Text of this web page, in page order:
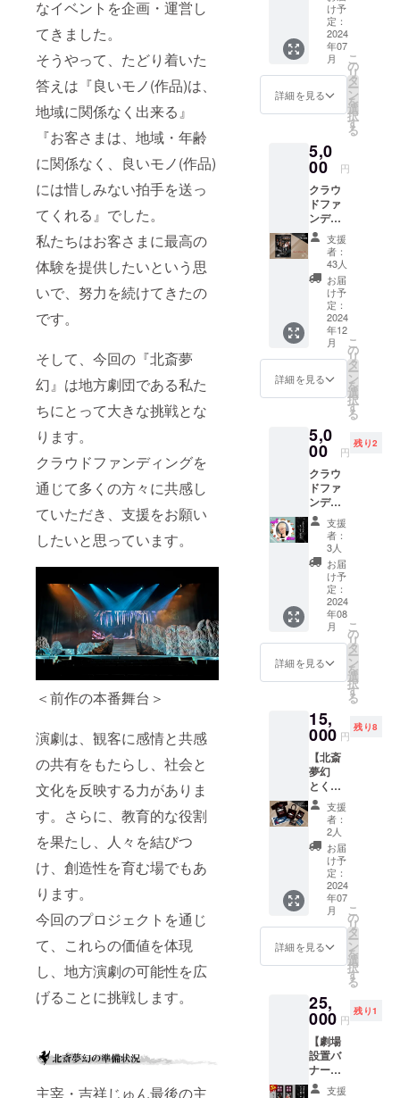
なイベントを企画・運営し
てきました。
そうやって、たどり着いた
答えは『良いモノ(作品)は、
地域に関係なく出来る』
『お客さまは、地域・年齢
に関係なく、良いモノ(作品)
には惜しみない拍手を送っ
てくれる』でした。
私たちはお客さまに最高の
体験を提供したいという思
いで、努力を続けてきたの
です。
そして、今回の『北斎夢
幻』は地方劇団である私た
ちにとって大きな挑戦とな
ります。
クラウドファンディングを
通じて多くの方々に共感し
ていただき、支援をお願い
したいと思っています。
＜前作の本番舞台＞
演劇は、観客に感情と共感
の共有をもたらし、社会と
文化を反映する力がありま
す。さらに、教育的な役割
を果たし、人々を結びつ
け、創造性を育む場でもあ
ります。
今回のプロジェクトを通じ
て、これらの価値を体現
し、地方演劇の可能性を広
げることに挑戦します。
主宰・吉祥じゅん最後の主
別途観
劇チ
ケット
をご用
意くだ
さい ★
クラウ
典とし
ての非
売品ポ
スト
カード
は当日
劇場で
お渡し
します
ワーク
ショッ
プ体験
のセッ
トプラ
りま
す。
READI
NG 原
作：野
上弥生
子「海
神丸」
脚色・
演出：
梶原涼
晴 出
演：林
佑太
郎、北
見翔、
山本龍
崎紗也
加、甲
場】 久
家の大
蔵（臼
杵市浜
町）
【日
時】 7
月26日
（金）
18時 7
月27日
（土）
13時/18
時 7月
28日
13時 ※
特別
ショッ
プ 7月
28日千
穐楽終
演後
（15時
から16
時）に
て実施
予定。
https://
kamak
aji.com/
※メール
で予約
番号を
お送り
します
ので、
ト当日
劇場で
チケッ
トのお
渡しと
なりま
す。確
ラウド
ファン
ディン
グ特典
として
の非売
品ポス
お届け
いたし
ズは、
ユニ
セック
スで
S/M/L/X
L と選
べます
望サイ
ズをお
知らせ
くださ
い。 ★
クラウ
ドファ
ンディ
ング特
典とし
ての非
売品ポ
スト
カード
はTシャ
ツに同
梱して
かった
トート
バッグ
が初登
場で
す！ 綿
100%
キャン
パス生
しいマ
チ付き♪
A4が
すっぽ
り入る
丈夫で
便利な
オスス
メNo.1
のバッ
グで
す。 ◆
サイズ
240mm
×370m
m×120
★クラ
ウド
ファン
ディン
グ特典
として
の非売
品ポス
トカー
ドは
バッグ
に同梱
してお
届けい
たしま
す
け予
定：
2024
年07
月
詳細を見る
こ
の
リ
タ
ー
ン
を
選
択
す
る
5,0
00 円
クラウ
ドファ
ンディ
ング限
定！
【北斎
夢幻
DVD】
吉祥
じゅん
最後の
主演大
舞台と
なる北
斎夢
幻・迫
番映像
DVDで
す。ご
自宅で
あの感
動を再
び! ※公
演終了
後の製
作とな
ります
ので、
お届け
までの
期間を
いただ
きます
ん ★ク
ラウド
ファン
ディン
グ特典
として
の非売
品ポス
トカー
ドは
DVDに
同梱し
てお届
けいた
します
★当日
配布パ
される
方には
お付け
します
ので、
選択画
面より
支援
者：
43人
お届
け予
定：
2024
年12
月
詳細を見る
こ
の
リ
タ
ー
ン
を
選
択
す
る
5,0
00 円
残り2
クラウ
ドファ
ンディ
ング限
定！
【吉祥
じゅん
とお茶
会】 38
年間ワ
キュー
レと共
に走り
続け来
たjunさ
お茶会
(⋈◍＞
◡＜
◍)。
✧♡ 劇
団を背
負って
きたjun
さんの
苦労話
を聞く
もよ
し、お
悩み相
談をす
るもよ
し、な
を限定
人数で
行いま
す。 ◆
日時◆
支援者
の方と
支援
者：
3人
お届
け予
定：
2024
年08
月
詳細を見る
こ
の
リ
タ
ー
ン
を
選
択
す
る
15,
000 円
残り8
【北斎
夢幻
とくと
く6点
セッ
ト】 北
斎夢幻
オリジ
ナル
グッズ
が豪華
にセッ
トとな
りまし
た！
①Tシャ
トート
バッグ
③手ぬ
ぐい ④
クリア
ファイ
ル ⑤ハ
支援
者：
2人
お届
け予
定：
2024
年07
月
詳細を見る
こ
の
リ
タ
ー
ン
を
選
択
す
る
25,
000 円
残り1
【劇場
設置バ
ナー】
超レア
支援